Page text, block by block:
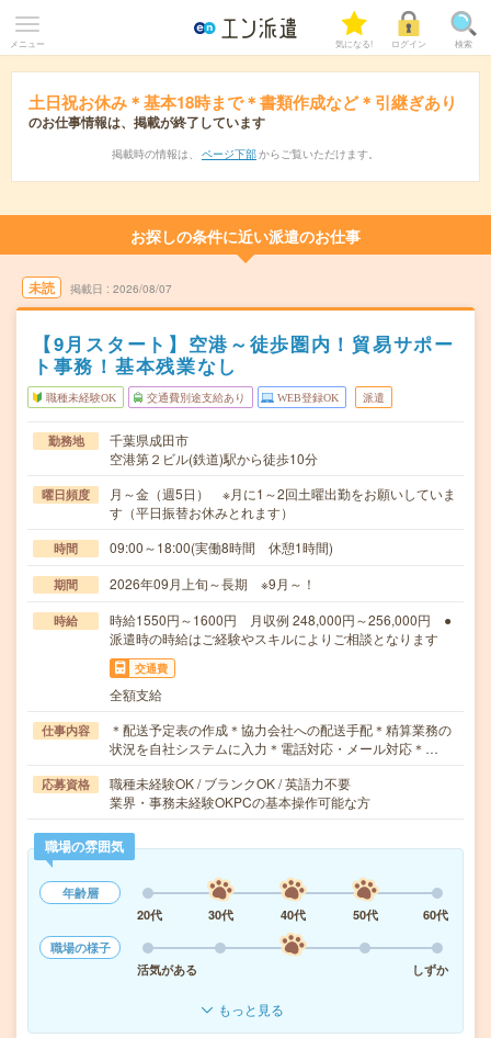
メニュー 気になる! ログイン 検索
土日祝お休み＊基本18時まで＊書類作成など＊引継ぎあり
のお仕事情報は、掲載が終了しています
掲載時の情報は、 ページ下部 からご覧いただけます。
お探しの条件に近い派遣のお仕事
未読 掲載日 2026/08/07
【9月スタート】空港～徒歩圏内！貿易サポー
ト事務！基本残業なし
職種未経験OK 交通費別途支給あり WEB登録OK 派遣
勤務地
千葉県成田市
空港第２ビル(鉄道)駅から徒歩10分
曜日頻度
月～金（週5日） ※月に1～2回土曜出勤をお願いしていま
す（平日振替お休みとれます）
時間 09:00～18:00(実働8時間 休憩1時間)
期間 2026年09月上旬～長期 ※9月～！
時給
時給1550円～1600円 月収例 248,000円～256,000円 ●
派遣時の時給はご経験やスキルによりご相談となります
交通費
全額支給
仕事内容
＊配送予定表の作成＊協力会社への配送手配＊精算業務の
状況を自社システムに入力＊電話対応・メール対応＊…
応募資格
職種未経験OK / ブランクOK / 英語力不要
業界・事務未経験OKPCの基本操作可能な方
職場の雰囲気
年齢層
20代
30代 40代 50代
60代
職場の様子
活気がある
しずか
もっと見る